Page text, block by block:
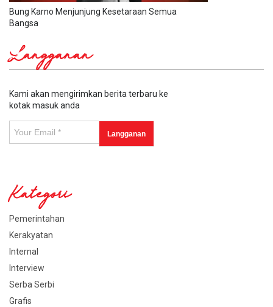
Bung Karno Menjunjung Kesetaraan Semua
Bangsa
Langganan
Kami akan mengirimkan berita terbaru ke
kotak masuk anda
Kategori
Pemerintahan
Kerakyatan
Internal
Interview
Serba Serbi
Grafis